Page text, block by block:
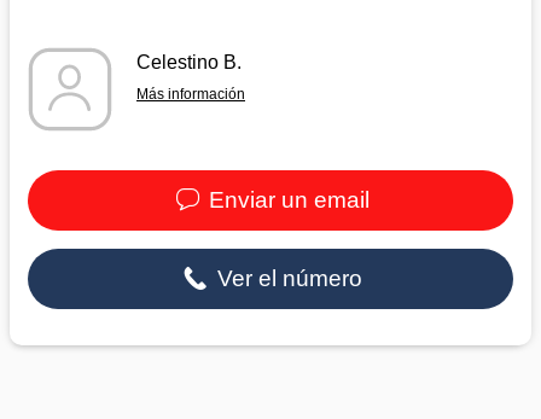
Celestino B.
Más información
Enviar un email
Ver el número